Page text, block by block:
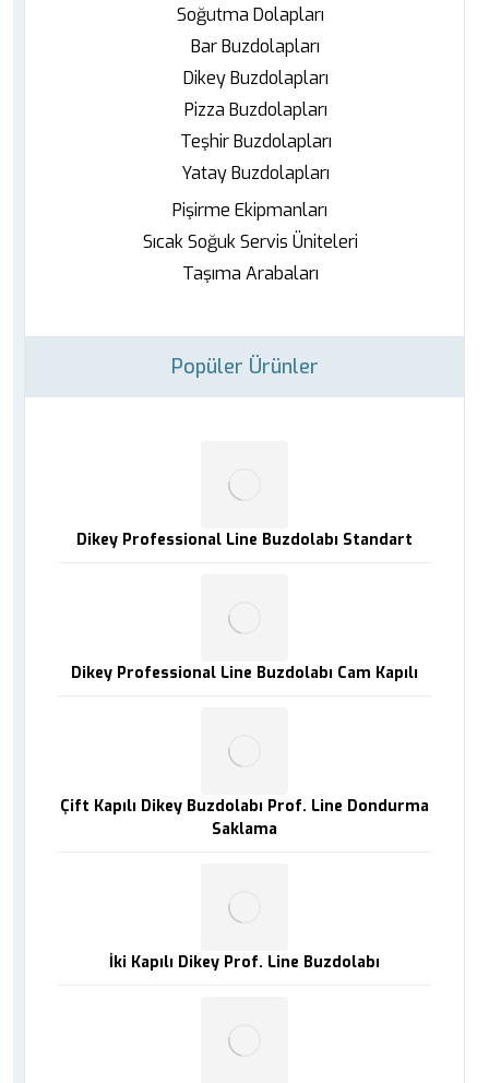
Soğutma Dolapları
Bar Buzdolapları
Dikey Buzdolapları
Pizza Buzdolapları
Teşhir Buzdolapları
Yatay Buzdolapları
Pişirme Ekipmanları
Sıcak Soğuk Servis Üniteleri
Taşıma Arabaları
Popüler Ürünler
Dikey Professional Line Buzdolabı Standart
Dikey Professional Line Buzdolabı Cam Kapılı
Çift Kapılı Dikey Buzdolabı Prof. Line Dondurma
Saklama
İki Kapılı Dikey Prof. Line Buzdolabı